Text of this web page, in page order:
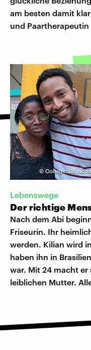
am besten damit
und
©Collage: Dlf
Lebenswege
Der richtige
Nach dem Abi
Friseurin. Ihr
werden. Kilian wird
haben ihn in
war. Mit 24 macht er
leiblichen Mutter.